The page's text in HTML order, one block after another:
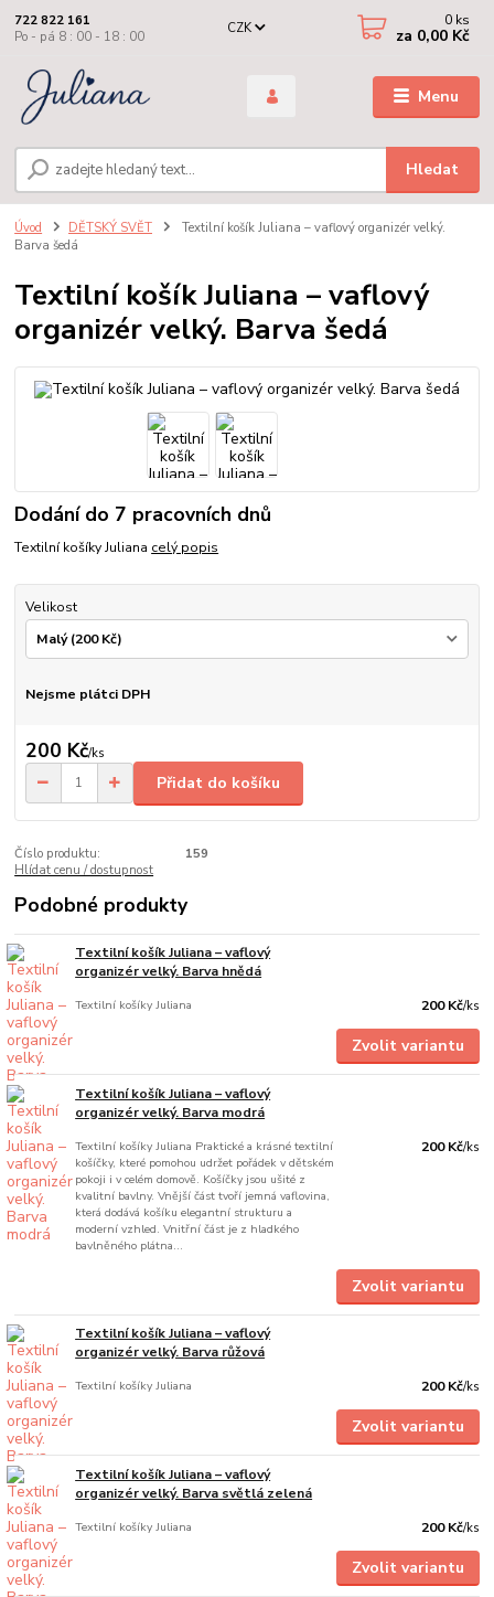
Menu
CZK
Hledat
722 822 161
Po - pá 8 : 00 - 18 : 00
0 ks
za 0,00 Kč
Úvod DĚTSKÝ SVĚT
Textilní košík Juliana – vaflový organizér velký.
Barva šedá
Textilní košík Juliana – vaflový
organizér velký. Barva šedá
Dodání do 7 pracovních dnů
Textilní košíky Juliana celý popis
Velikost
Nejsme plátci DPH
200 Kč/ks
Přidat do košíku
Číslo produktu:
159
Hlídat cenu / dostupnost
Podobné produkty
Textilní košík Juliana – vaflový
organizér velký. Barva hnědá
Textilní košíky Juliana 200 Kč/ks
Zvolit variantu
Textilní košík Juliana – vaflový
organizér velký. Barva modrá
Textilní košíky Juliana Praktické a krásné textilní
košíčky, které pomohou udržet pořádek v dětském
pokoji i v celém domově. Košíčky jsou ušité z
kvalitní bavlny. Vnější část tvoří jemná vaflovina,
která dodává košíku elegantní strukturu a
moderní vzhled. Vnitřní část je z hladkého
bavlněného plátna...
200 Kč/ks
Zvolit variantu
Textilní košík Juliana – vaflový
organizér velký. Barva růžová
Textilní košíky Juliana 200 Kč/ks
Zvolit variantu
Textilní košík Juliana – vaflový
organizér velký. Barva světlá zelená
Textilní košíky Juliana 200 Kč/ks
Zvolit variantu